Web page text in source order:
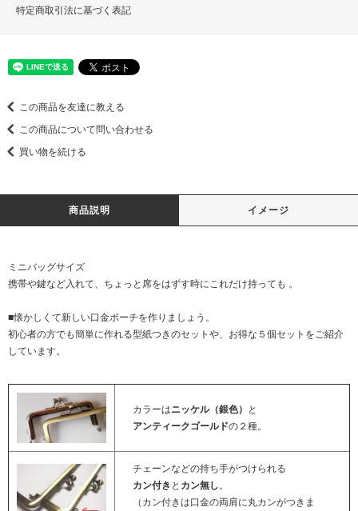
特定商取引法に基づく表記
この商品を友達に教える
この商品について問い合わせる
買い物を続ける
商品説明 イメージ
ミニバッグサイズ
携帯や鍵など入れて、ちょっと席をはずす時にこれだけ持っても 。
■懐かしくて新しい口金ポーチを作りましょう。
初心者の方でも簡単に作れる型紙つきのセットや、お得な５個セットをご紹介
しています。
カラーはニッケル（銀色） と
アンティークゴールドの２種。
チェーンなどの持ち手がつけられる
カン付き と カン無し。
（カン付きは口金の両肩に丸カンがつきま